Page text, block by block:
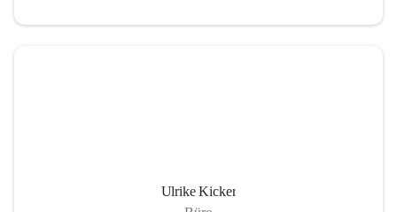
Ulrike Kicker